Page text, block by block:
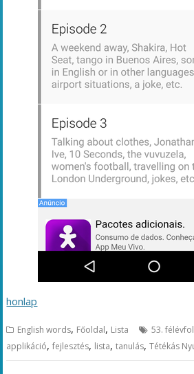
honlap
English words, Főoldal, Lista 53.
applikáció,fejlesztés, lista,tanulás,Tétékás